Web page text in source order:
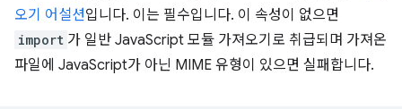
오기 어설션입니다. 이는 필수입니다. 이 속성이 없으면
import 가 일반 JavaScript 모듈 가져오기로 취급되며 가져온
파일에 JavaScript가 아닌 MIME 유형이 있으면 실패합니다.